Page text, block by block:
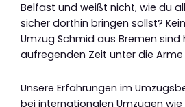
Belfast und weißt nicht, wie du
sicher dorthin bringen sollst?
Umzug Schmid aus Bremen sind
aufregenden Zeit unter die Arme
Unsere Erfahrungen im
bei internationalen Umzügen